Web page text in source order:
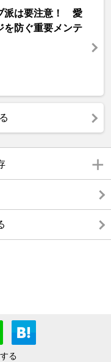
派は要注意！ 愛
を防ぐ重要メンテ
る